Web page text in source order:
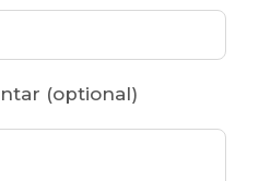
(optional)